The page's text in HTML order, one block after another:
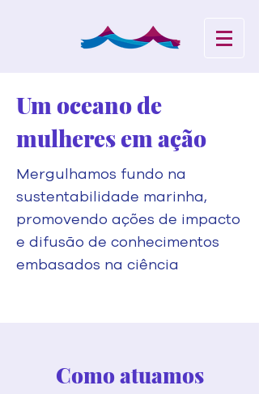
Um oceano de
mulheres em ação
Mergulhamos fundo na
sustentabilidade marinha,
promovendo ações de impacto
e difusão de conhecimentos
embasados na ciência
Como atuamos